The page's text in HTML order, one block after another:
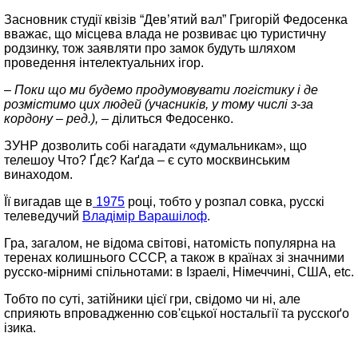
Засновник студії квізів “Дев’ятий вал” Григорій Федосенка
вважає, що місцева влада не розвиває цю туристичну
родзинку, тож заявляти про замок будуть шляхом
проведення інтелектуальних ігор.
– Поки що ми будемо продумовувати логістику і де
розмістимо цих людей (учасників, у тому числі з-за
кордону – ред.), – ділиться Федосенко.
ЗУНР дозволить собі нагадати «думальникам», що
телешоу Что? Ґдє? Каґда – є суто москвинським
винаходом.
Її вигадав ще в 1975 році, тобто у розпал совка, русскі
телеведучий Владімір Варашілоф.
Гра, загалом, не відома світові, натомість популярна на
теренах колишнього СССР, а також в країнах зі значними
русско‑мірнимі спільнотами: в Ізраелі, Німеччині, США, etc.
Тобто по суті, затійники цієї гри, свідомо чи ні, але
сприяють впровадженню сов'єцької ностальгії та русскоґо
ізика.